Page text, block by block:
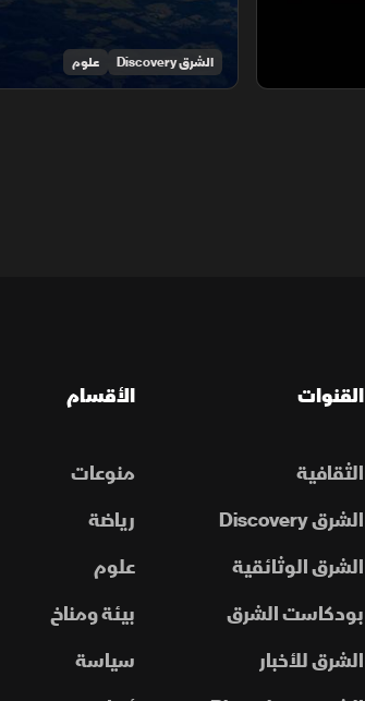
الشرق Discovery علوم
القنوات
الثقافية
الشرق Discovery
الشرق الوثائقية
بودكاست الشرق
الشرق للأخبار
الأقسام
منوعات
رياضة
علوم
بيئة ومناخ
سياسة